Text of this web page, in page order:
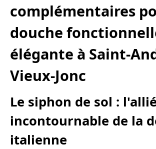
complémentaires
douche
élégante à Saint-
Vieux-Jonc
Le siphon de sol : l'allié
incontournable de la
italienne